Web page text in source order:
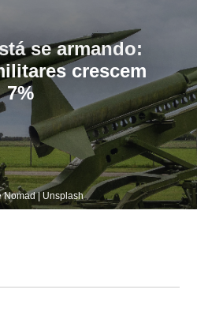
se armando:
crescem
7%
Nomad | Unsplash